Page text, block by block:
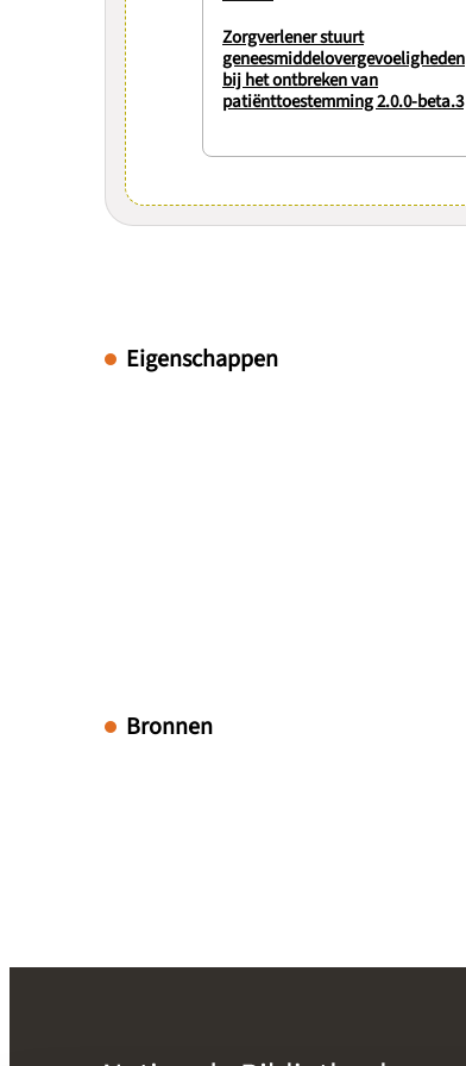
Zorgverlener stuurt
geneesmiddelovergevoeligheden
bij het ontbreken van
patiënttoestemming 2.0.0-beta.3
Eigenschappen
Bronnen